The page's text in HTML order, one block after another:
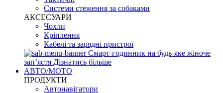
Системи стеження за собаками
АКСЕСУАРИ
Чохли
Кріплення
Кабелі та зарядні пристрої
Смарт-годинник на будь-яке жіноче
запʼястя Дізнатись більше
АВТО/МОТО
ПРОДУКТИ
Автонавігатори